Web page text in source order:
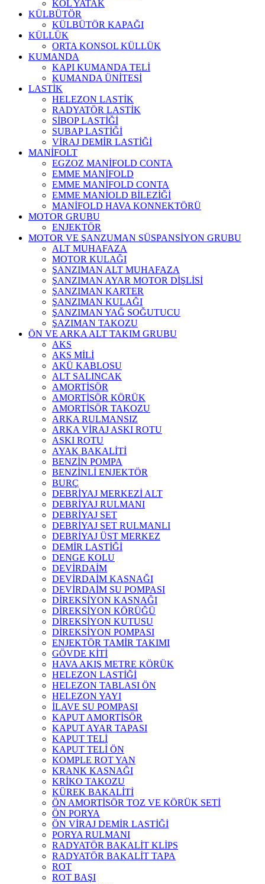
KOL YATAK
KÜLBÜTÖR
KÜLBÜTÖR KAPAĞI
KÜLLÜK
ORTA KONSOL KÜLLÜK
KUMANDA
KAPI KUMANDA TELİ
KUMANDA ÜNİTESİ
LASTİK
HELEZON LASTİK
RADYATÖR LASTİK
SİBOP LASTİĞİ
SUBAP LASTİĞİ
VİRAJ DEMİR LASTİĞİ
MANİFOLT
EGZOZ MANİFOLD CONTA
EMME MANİFOLD
EMME MANİFOLD CONTA
EMME MANİOLD BİLEZİĞİ
MANİFOLD HAVA KONNEKTÖRÜ
MOTOR GRUBU
ENJEKTÖR
MOTOR VE ŞANZUMAN SÜSPANSİYON GRUBU
ALT MUHAFAZA
MOTOR KULAĞI
ŞANZIMAN ALT MUHAFAZA
ŞANZIMAN AYAR MOTOR DİŞLİSİ
ŞANZIMAN KARTER
ŞANZIMAN KULAĞI
ŞANZIMAN YAĞ SOĞUTUCU
ŞAZIMAN TAKOZU
ÖN VE ARKA ALT TAKIM GRUBU
AKS
AKS MİLİ
AKÜ KABLOSU
ALT SALINCAK
AMORTİSÖR
AMORTİSÖR KÖRÜK
AMORTİSÖR TAKOZU
ARKA RULMANSIZ
ARKA VİRAJ ASKI ROTU
ASKI ROTU
AYAK BAKALİTİ
BENZİN POMPA
BENZİNLİ ENJEKTÖR
BURÇ
DEBRİYAJ MERKEZİ ALT
DEBRİYAJ RULMANI
DEBRİYAJ SET
DEBRİYAJ SET RULMANLI
DEBRİYAJ ÜST MERKEZ
DEMİR LASTİĞİ
DENGE KOLU
DEVİRDAİM
DEVİRDAİM KASNAĞI
DEVİRDAİM SU POMPASI
DİREKSİYON KASNAĞI
DİREKSİYON KÖRÜĞÜ
DİREKSİYON KUTUSU
DİREKSİYON POMPASI
ENJEKTÖR TAMİR TAKIMI
GÖVDE KİTİ
HAVA AKIŞ METRE KÖRÜK
HELEZON LASTİĞİ
HELEZON TABLASI ÖN
HELEZON YAYI
İLAVE SU POMPASI
KAPUT AMORTİSÖR
KAPUT AYAR TAPASI
KAPUT TELİ
KAPUT TELİ ÖN
KOMPLE ROT YAN
KRANK KASNAĞI
KRİKO TAKOZU
KÜREK BAKALİTİ
ÖN AMORTİSÖR TOZ VE KÖRÜK SETİ
ÖN PORYA
ÖN VİRAJ DEMİR LASTİĞİ
PORYA RULMANI
RADYATÖR BAKALİT KLİPS
RADYATÖR BAKALİT TAPA
ROT
ROT BAŞI